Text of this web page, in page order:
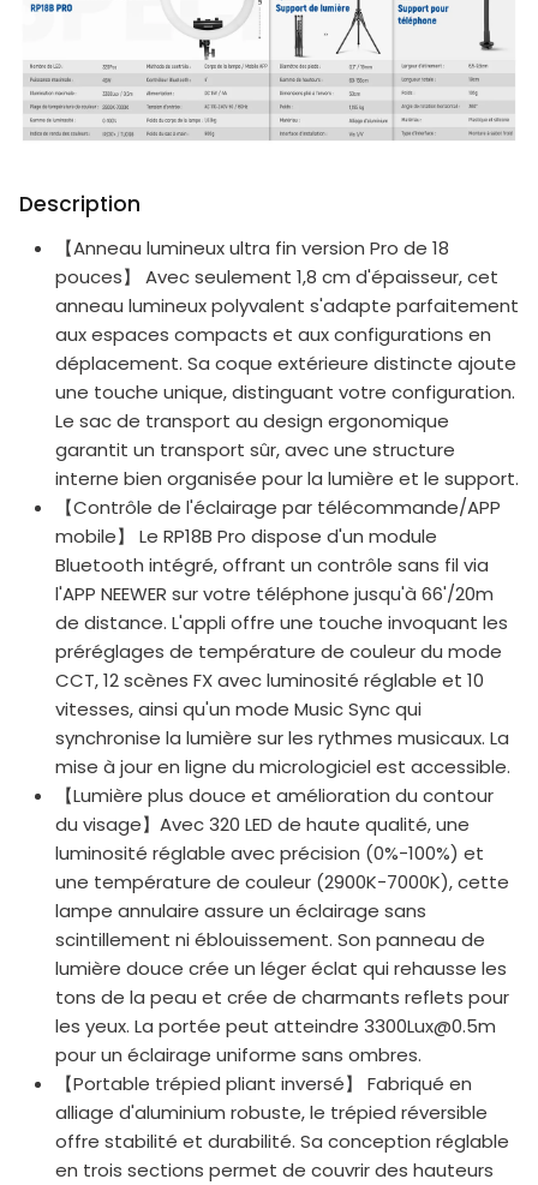
Description
【Anneau lumineux ultra fin version Pro de 18
pouces】 Avec seulement 1,8 cm d'épaisseur, cet
anneau lumineux polyvalent s'adapte parfaitement
aux espaces compacts et aux configurations en
déplacement. Sa coque extérieure distincte ajoute
une touche unique, distinguant votre configuration.
Le sac de transport au design ergonomique
garantit un transport sûr, avec une structure
interne bien organisée pour la lumière et le support.
【Contrôle de l'éclairage par télécommande/APP
mobile】 Le RP18B Pro dispose d'un module
Bluetooth intégré, offrant un contrôle sans fil via
l'APP NEEWER sur votre téléphone jusqu'à 66'/20m
de distance. L'appli offre une touche invoquant les
préréglages de température de couleur du mode
CCT, 12 scènes FX avec luminosité réglable et 10
vitesses, ainsi qu'un mode Music Sync qui
synchronise la lumière sur les rythmes musicaux. La
mise à jour en ligne du micrologiciel est accessible.
【Lumière plus douce et amélioration du contour
du visage】Avec 320 LED de haute qualité, une
luminosité réglable avec précision (0%-100%) et
une température de couleur (2900K-7000K), cette
lampe annulaire assure un éclairage sans
scintillement ni éblouissement. Son panneau de
lumière douce crée un léger éclat qui rehausse les
tons de la peau et crée de charmants reflets pour
les yeux. La portée peut atteindre 3300Lux@0.5m
pour un éclairage uniforme sans ombres.
【Portable trépied pliant inversé】 Fabriqué en
alliage d'aluminium robuste, le trépied réversible
offre stabilité et durabilité. Sa conception réglable
en trois sections permet de couvrir des hauteurs